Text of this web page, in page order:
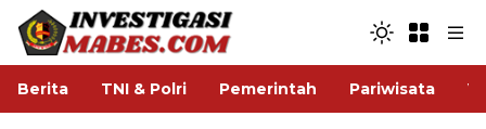
Berita TNI & Polri Pemerintah Pariwisata